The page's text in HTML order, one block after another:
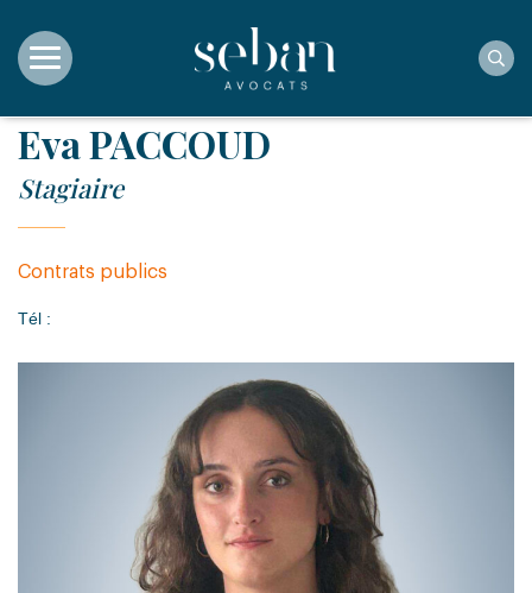
Eva PACCOUD
Stagiaire
Contrats publics
Tél :